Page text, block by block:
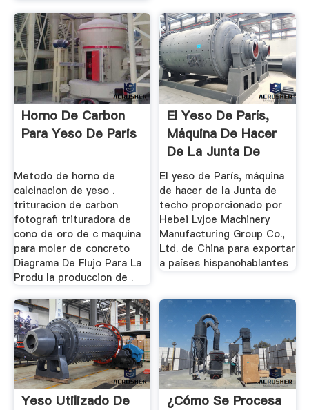
Horno De Carbon
Para Yeso De Paris
Metodo de horno de
calcinacion de yeso .
trituracion de carbon
fotografi trituradora de
cono de oro de c maquina
para moler de concreto
Diagrama De Flujo Para La
Produ la produccion de .
El Yeso De París,
Máquina De Hacer
De La Junta De
Techo ...
El yeso de París, máquina
de hacer de la Junta de
techo proporcionado por
Hebei Lvjoe Machinery
Manufacturing Group Co.,
Ltd. de China para exportar
a países hispanohablantes
Yeso Utilizado De ¿Cómo Se Procesa